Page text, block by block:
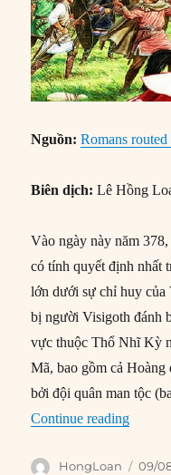
Nguồn: Romans
Biên dịch:Lê Hồng
Vào ngày này năm
có tính quyết định nhất
lớn dưới sự chỉ huy của
bị người Visigoth đánh
vực thuộc Thổ Nhĩ Kỳ
Mã, bao gồm cả Hoàng
bởi đội quân man tộc
Continue reading“09/
Author
HongLoan 09/